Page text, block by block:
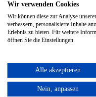
Unterstütze uns
Jetzt spenden!
Transparenz |
Wir verwenden Cookies
Wir können diese zur Analyse
verbessern, personalisierte Inhalte
Erlebnis zu bieten. Für weitere
öffnen Sie die Einstellungen.
Alle akzeptieren
Nein, anpassen